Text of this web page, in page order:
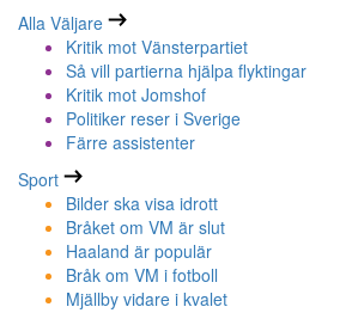
Alla Väljare
Kritik mot Vänsterpartiet
Så vill partierna hjälpa flyktingar
Kritik mot Jomshof
Politiker reser i Sverige
Färre assistenter
Sport
Bilder ska visa idrott
Bråket om VM är slut
Haaland är populär
Bråk om VM i fotboll
Mjällby vidare i kvalet